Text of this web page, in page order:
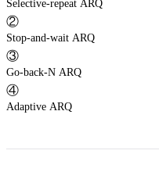
Selective-repeat ARQ
②
Stop-and-wait ARQ
③
Go-back-N ARQ
④
Adaptive ARQ